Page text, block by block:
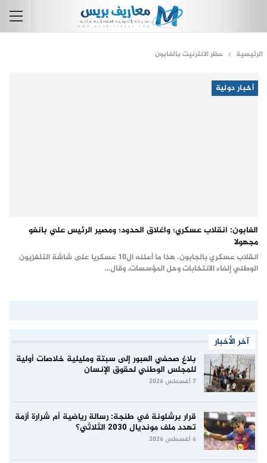
الرئيسية حظر الانترنيت بالغابون
أخبار دولية
الغابون: انقلاب عسكري؛ واغلاق الحدود؛ ومصير الرئيس علي بانغو
مجهولا
انقلاب عسكري بالجابون، هذا ما أعلنه ال10 عسكريا على شاشة التلفزيون
الوطني إلغاء الانتخابات وحل المؤسسات. وقال…
آخر الأخبار
بلاغ صحفي العبور إلى سبتة ومليلية خلاصات أولية
للمجلس الوطني لحقوق الإنسان
7 أغسطس 2026
قرار برشلونة في طنجة: رسالة رياضية أم شرارة أزمة
تهدد ملف مونديال 2030 الثلاثي؟
6 أغسطس 2026